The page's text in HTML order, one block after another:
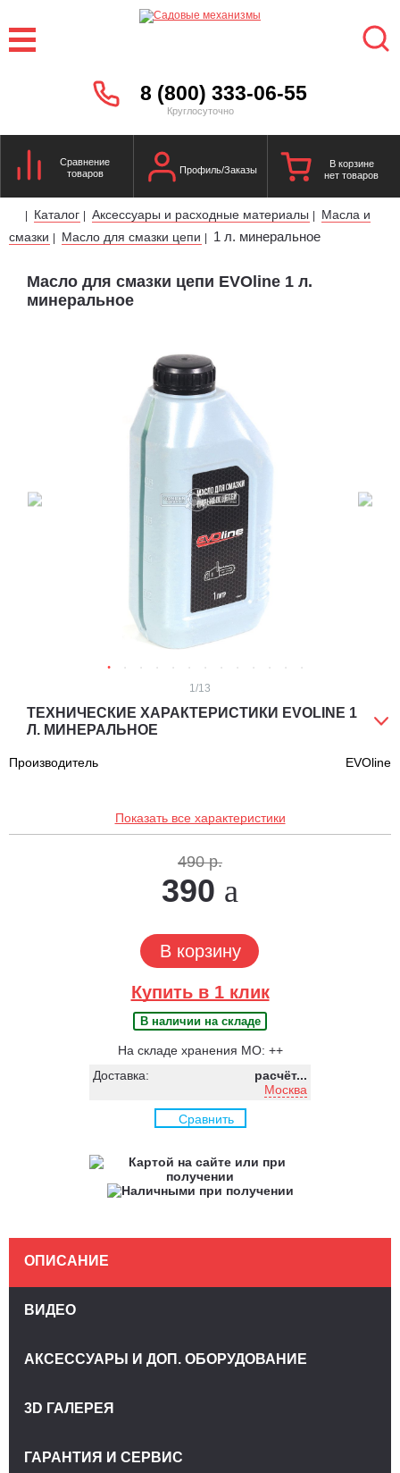
8 (800) 333-06-55
Круглосуточно
Сравнение
товаров
Профиль/Заказы
В корзине
нет товаров
| Каталог | Аксессуары и расходные материалы |
Масла и
смазки | Масло для смазки цепи | 1 л. минеральное
Масло для смазки цепи EVOline 1 л.
минеральное
1 /13
ТЕХНИЧЕСКИЕ ХАРАКТЕРИСТИКИ EVOLINE 1
Л. МИНЕРАЛЬНОЕ
Производитель EVOline
Показать все характеристики
490 р.
390
В корзину
Купить в 1 клик
В наличии на складе
На складе хранения МО: ++
Доставка:
расчёт...
Москва
Сравнить
ОПИСАНИЕ
ВИДЕО
АКСЕССУАРЫ И ДОП. ОБОРУДОВАНИЕ
3D ГАЛЕРЕЯ
ГАРАНТИЯ И СЕРВИС